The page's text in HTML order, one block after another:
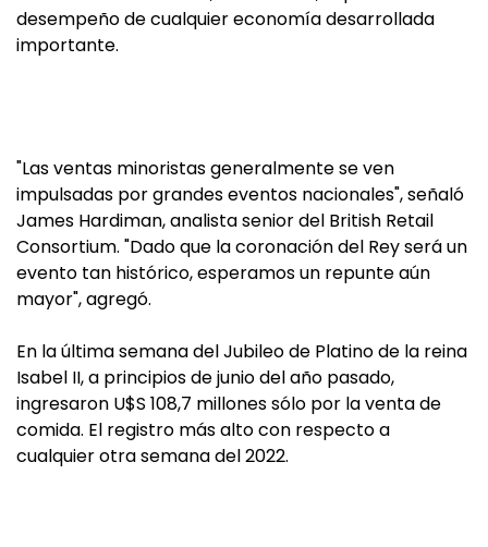
desempeño de cualquier economía desarrollada
importante.
"Las ventas minoristas generalmente se ven
impulsadas por grandes eventos nacionales", señaló
James Hardiman, analista senior del British Retail
Consortium. "Dado que la coronación del Rey será un
evento tan histórico, esperamos un repunte aún
mayor", agregó.
En la última semana del Jubileo de Platino de la reina
Isabel II, a principios de junio del año pasado,
ingresaron U$S 108,7 millones sólo por la venta de
comida. El registro más alto con respecto a
cualquier otra semana del 2022.